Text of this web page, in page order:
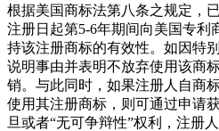
根据美国商标法第八条之规定，
注册日起第5-6年期间向美国专利
持该注册商标的有效性。如因特
说明事由并表明不放弃使用该商
销。与此同时，如果注册人自商
使用其注册商标，则可通过申请
旦或者“无可争辩性”权利，注册